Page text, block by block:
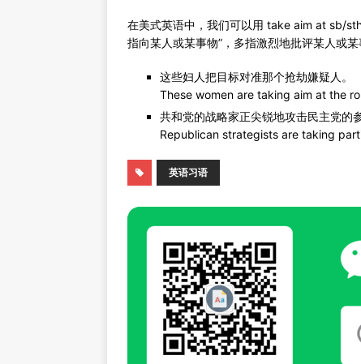
在美式英语中，我们可以用 take aim at sb/
指向某人或某事物”，多指激烈地批评某人或某
这些妇人把目标对准那个抢劫嫌疑人。
These women are taking aim at the
共和党的战略家正尖锐地攻击民主党的
Republican strategists are taking
英语习语